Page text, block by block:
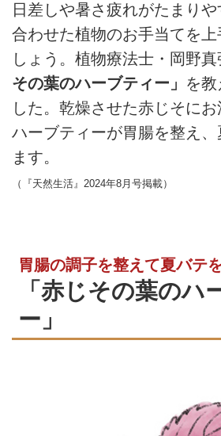
日差しや暑さ疲れがたまり
合わせた植物のお手当てを上
しょう。植物療法士・岡野真
その葉のハーブティー」 を教
した。乾燥させた赤じそに
ハーブティーが胃腸を整え、
ます。
（『天然生活』2024年8月号掲載）
胃腸の調子を整えて夏バテ
「赤じその葉のハ
ー」